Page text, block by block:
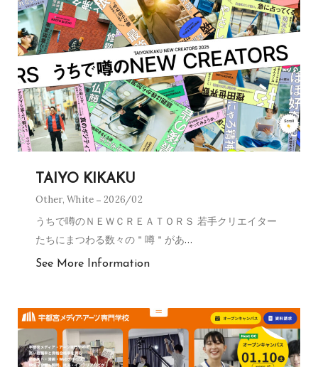
TAIYO KIKAKU
Other,White 2026/02
うちで噂のＮＥＷＣＲＥＡＴＯＲＳ 若手クリエイター
たちにまつわる数々の＂噂＂があ…
See More Information